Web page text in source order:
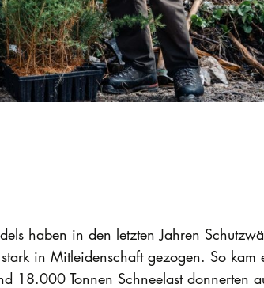
haben in den letzten Jahren
in Mitleidenschaft gezogen. So
18.000 Tonnen Schneelast donnerten